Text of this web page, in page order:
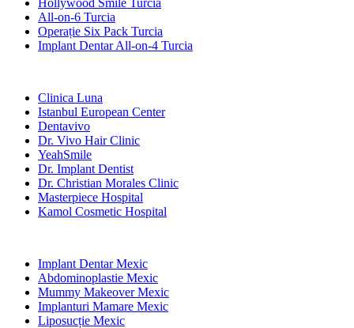
All-on-6 Turcia
Operație Six Pack Turcia
Implant Dentar All-on-4 Turcia
Clinica Luna
Istanbul European Center
Dentavivo
Dr. Vivo Hair Clinic
YeahSmile
Dr. Implant Dentist
Dr. Christian Morales Clinic
Masterpiece Hospital
Kamol Cosmetic Hospital
Implant Dentar Mexic
Abdominoplastie Mexic
Mummy Makeover Mexic
Implanturi Mamare Mexic
Liposucție Mexic